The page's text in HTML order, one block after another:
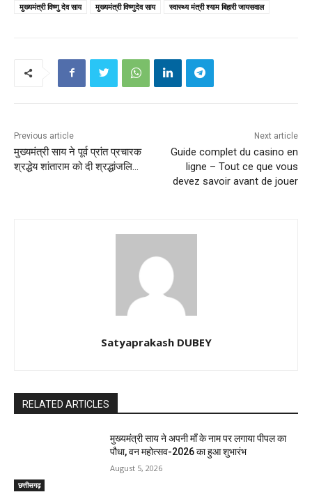
मुख्यमंत्री विष्णु देव साय
मुख्यमंत्री विष्णुदेव साय स्वास्थ्य मंत्री श्याम बिहारी जायसवाल
Previous article
मुख्यमंत्री साय ने पूर्व प्रांत प्रचारक
श्रद्धेय शांताराम को दी श्रद्धांजलि…
Next article
Guide complet du casino en
ligne – Tout ce que vous
devez savoir avant de jouer
Satyaprakash DUBEY
RELATED ARTICLES
छत्तीसगढ़
मुख्यमंत्री साय ने अपनी माँ के नाम पर लगाया पीपल का
पौधा, वन महोत्सव-2026 का हुआ शुभारंभ
August 5, 2026